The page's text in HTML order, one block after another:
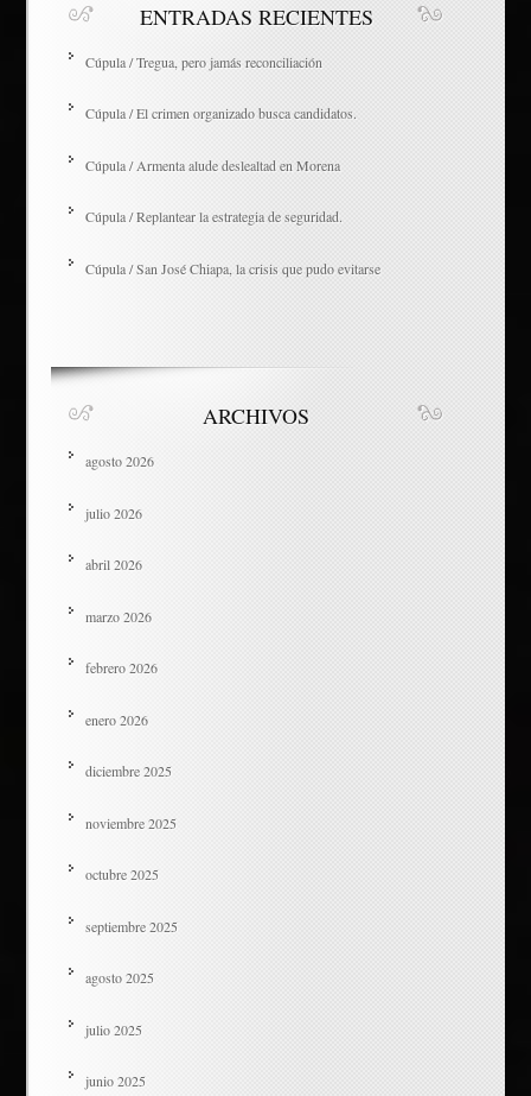
ENTRADAS RECIENTES
Cúpula / Tregua, pero jamás reconciliación
Cúpula / El crimen organizado busca candidatos.
Cúpula / Armenta alude deslealtad en Morena
Cúpula / Replantear la estrategia de seguridad.
Cúpula / San José Chiapa, la crisis que pudo evitarse
ARCHIVOS
agosto 2026
julio 2026
abril 2026
marzo 2026
febrero 2026
enero 2026
diciembre 2025
noviembre 2025
octubre 2025
septiembre 2025
agosto 2025
julio 2025
junio 2025